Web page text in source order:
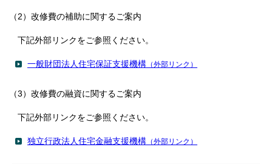
（2）改修費の補助に関するご案内
下記外部リンクをご参照ください。
一般財団法人住宅保証支援機構 （外部リンク）
（3）改修費の融資に関するご案内
下記外部リンクをご参照ください。
独立行政法人住宅金融支援機構 （外部リンク）